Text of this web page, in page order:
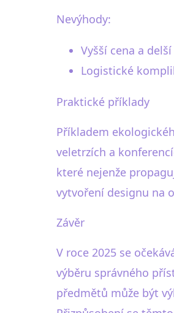
Nevýhody:
Vyšší cena a
Logistické
Praktické příklady
Příkladem
veletrzích a
které nejenže
vytvoření designu na
Závěr
V roce 2025 se
výběru správného
předmětů může být